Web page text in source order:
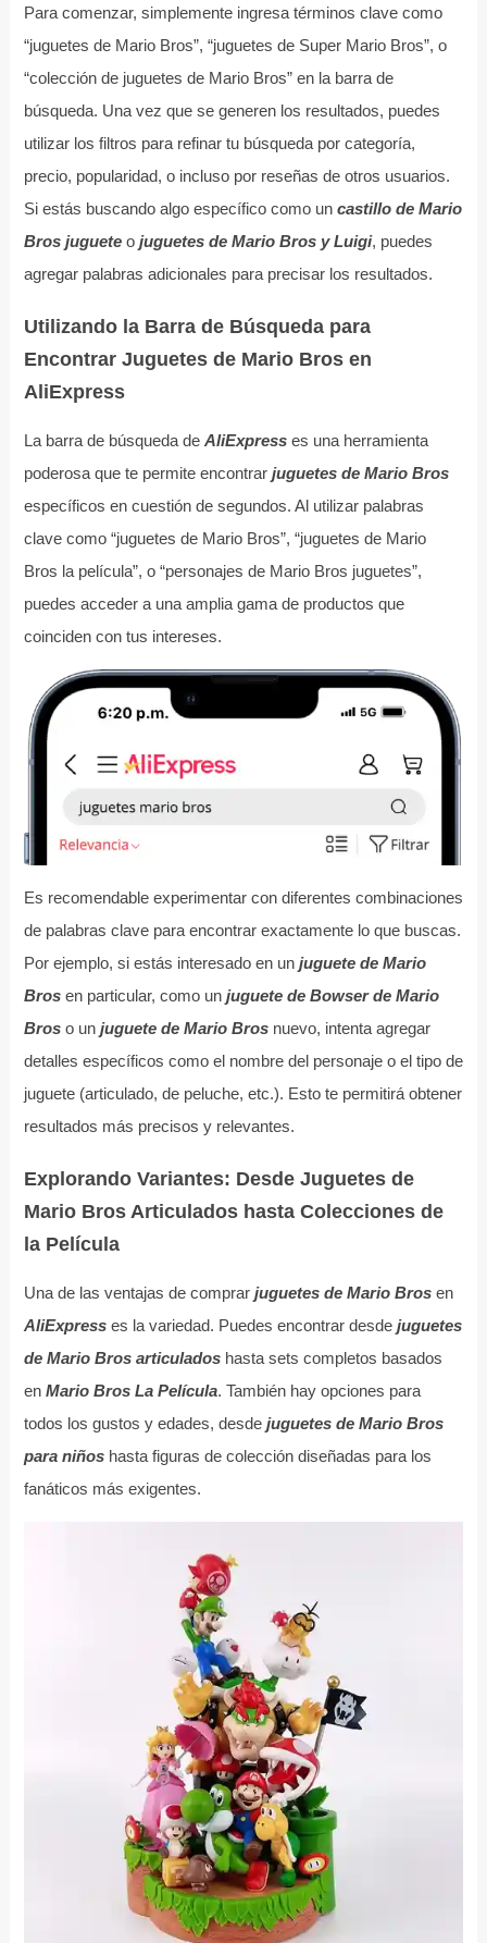
Para comenzar, simplemente ingresa términos clave como
“juguetes de Mario Bros”, “juguetes de Super Mario Bros”, o
“colección de juguetes de Mario Bros” en la barra de
búsqueda. Una vez que se generen los resultados, puedes
utilizar los filtros para refinar tu búsqueda por categoría,
precio, popularidad, o incluso por reseñas de otros usuarios.
Si estás buscando algo específico como un castillo de Mario
Bros jugueteo juguetes de Mario Bros y Luigi, puedes
agregar palabras adicionales para precisar los resultados.
Utilizando la Barra de Búsqueda para
Encontrar Juguetes de Mario Bros en
AliExpress
La barra de búsqueda de AliExpresses una herramienta
poderosa que te permite encontrar juguetes de Mario Bros
específicos en cuestión de segundos. Al utilizar palabras
clave como “juguetes de Mario Bros”, “juguetes de Mario
Bros la película”, o “personajes de Mario Bros juguetes”,
puedes acceder a una amplia gama de productos que
coinciden con tus intereses.
Es recomendable experimentar con diferentes combinaciones
de palabras clave para encontrar exactamente lo que buscas.
Por ejemplo, si estás interesado en un juguete de Mario
Brosen particular, como un juguete de Bowser de Mario
Broso un juguete de Mario Brosnuevo, intenta agregar
detalles específicos como el nombre del personaje o el tipo de
juguete (articulado, de peluche, etc.). Esto te permitirá obtener
resultados más precisos y relevantes.
Explorando Variantes: Desde Juguetes de
Mario Bros Articulados hasta Colecciones de
la Película
Una de las ventajas de comprar juguetes de Mario Brosen
AliExpresses la variedad. Puedes encontrar desde juguetes
de Mario Bros articuladoshasta sets completos basados
en Mario Bros La Película. También hay opciones para
todos los gustos y edades, desde juguetes de Mario Bros
para niñoshasta figuras de colección diseñadas para los
fanáticos más exigentes.